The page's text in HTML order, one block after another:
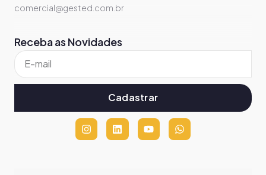
Receba as Novidades
Cadastrar
comercial@gested.com.br